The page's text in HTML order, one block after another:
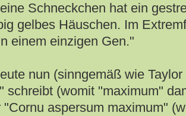
Schneckchen hat ein
gelbes Häuschen. Im
einem einzigen Gen."
nun (sinngemäß wie
schreibt (womit "maximum"
"Cornu aspersum maximum"